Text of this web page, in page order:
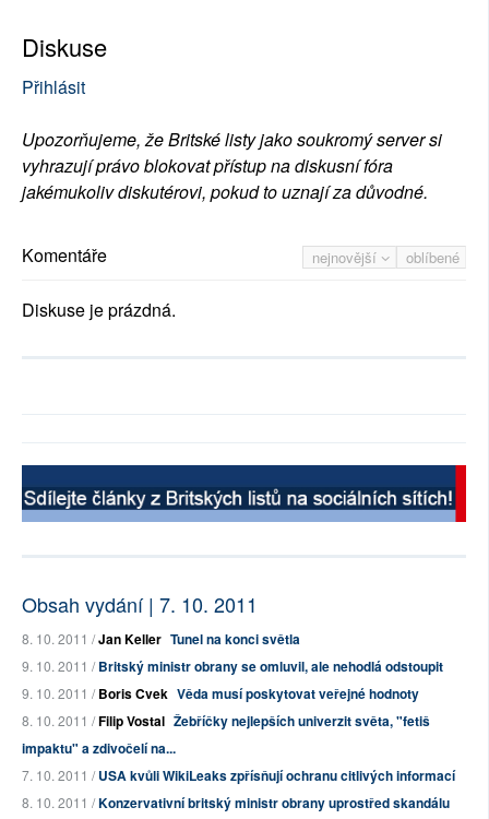
Diskuse
Přihlásit
Upozorňujeme, že Britské listy jako soukromý server si
vyhrazují právo blokovat přístup na diskusní fóra
jakémukoliv diskutérovi, pokud to uznají za důvodné.
nejnovější oblíbené
Komentáře
Diskuse je prázdná.
Obsah vydání | 7. 10. 2011
8. 10. 2011 /Jan Keller Tunel na konci světla
9. 10. 2011 /Britský ministr obrany se omluvil, ale nehodlá odstoupit
9. 10. 2011 /Boris Cvek Věda musí poskytovat veřejné hodnoty
8. 10. 2011 /Filip Vostal Žebříčky nejlepších univerzit světa, "fetiš
impaktu" a zdivočelí na...
7. 10. 2011 /USA kvůli WikiLeaks zpřísňují ochranu citlivých informací
8. 10. 2011 /Konzervativní britský ministr obrany uprostřed skandálu